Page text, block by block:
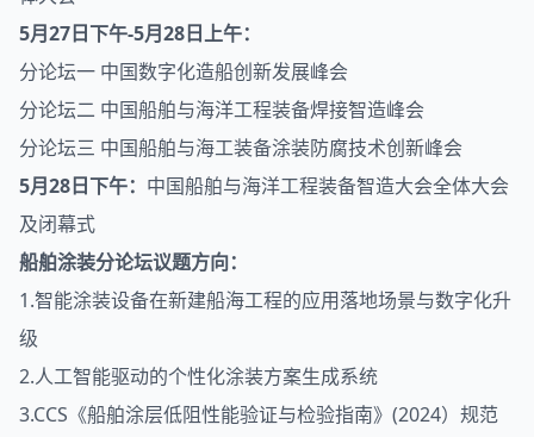
5月27日下午-5月28日上午：
分论坛一 中国数字化造船创新发展峰会
分论坛二 中国船舶与海洋工程装备焊接智造峰会
分论坛三 中国船舶与海工装备涂装防腐技术创新峰会
5月28日下午： 中国船舶与海洋工程装备智造大会全体大会
及闭幕式
船舶涂装分论坛议题方向：
1.智能涂装设备在新建船海工程的应用落地场景与数字化升
级
2.人工智能驱动的个性化涂装方案生成系统
3.CCS《船舶涂层低阻性能验证与检验指南》(2024）规范